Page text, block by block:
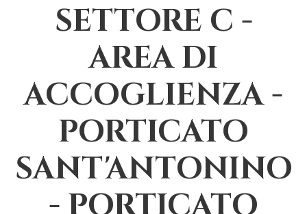
SETTORE C -
AREA DI
ACCOGLIENZA -
PORTICATO
SANT'ANTONINO